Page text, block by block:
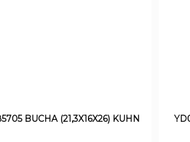
BUCHA (21,3X16X26) KUHN